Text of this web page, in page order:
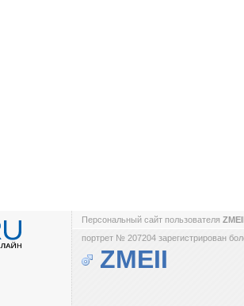
Персональный сайт пользователя
портрет № 207204 зарегистрирован
ZMEII